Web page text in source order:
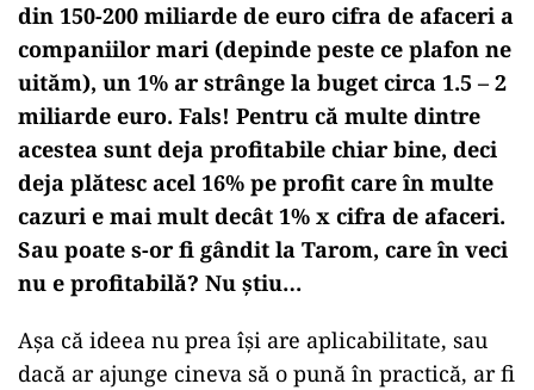
din 150-200 miliarde de euro cifra de afaceri a
companiilor mari (depinde peste ce plafon ne
uităm), un 1% ar strânge la buget circa 1.5 – 2
miliarde euro. Fals! Pentru că multe dintre
acestea sunt deja profitabile chiar bine, deci
deja plătesc acel 16% pe profit care în multe
cazuri e mai mult decât 1% x cifra de afaceri.
Sau poate s-or fi gândit la Tarom, care în veci
nu e profitabilă? Nu știu…
Așa că ideea nu prea își are aplicabilitate, sau
dacă ar ajunge cineva să o pună în practică, ar fi